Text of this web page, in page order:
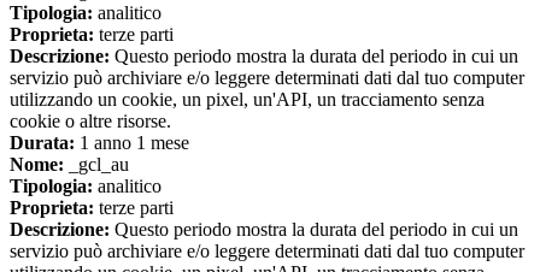
Tipologia: analitico
Proprieta: terze parti
Descrizione: Questo periodo mostra la durata del periodo in cui un
servizio può archiviare e/o leggere determinati dati dal tuo computer
utilizzando un cookie, un pixel, un'API, un tracciamento senza
cookie o altre risorse.
Durata: 1 anno 1 mese
Nome: _gcl_au
Tipologia: analitico
Proprieta: terze parti
Descrizione: Questo periodo mostra la durata del periodo in cui un
servizio può archiviare e/o leggere determinati dati dal tuo computer